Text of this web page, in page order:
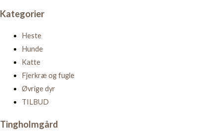
Kategorier
Heste
Hunde
Katte
Fjerkræ og fugle
Øvrige dyr
TILBUD
Tingholmgård